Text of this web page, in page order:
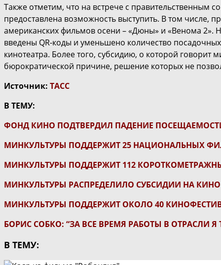
Также отметим, что на встрече с правительственным
предоставлена возможность выступить. В том числе,
американских фильмов осени – «Дюны» и «Венома 2».
введены QR-коды и уменьшено количество
кинотеатра. Более того, субсидию, о которой говорит
бюрократической причине, решение которых не
Источник: ТАСС
В ТЕМУ:
ФОНД КИНО ПОДТВЕРДИЛ ПАДЕНИЕ
МИНКУЛЬТУРЫ ПОДДЕРЖИТ 25 НАЦИОНАЛЬНЫХ
МИНКУЛЬТУРЫ ПОДДЕРЖИТ 112
МИНКУЛЬТУРЫ РАСПРЕДЕЛИЛО СУБСИДИИ НА
МИНКУЛЬТУРЫ ПОДДЕРЖИТ ОКОЛО 40
БОРИС СОБКО: “ЗА ВСЕ ВРЕМЯ РАБОТЫ В ОТРАСЛИ
В ТЕМУ: